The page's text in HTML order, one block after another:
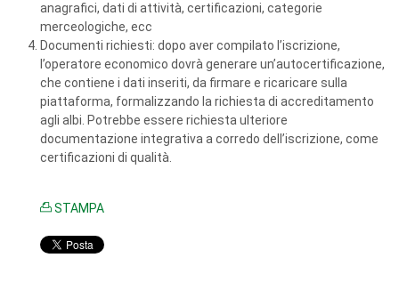
anagrafici, dati di attività, certificazioni, categorie
merceologiche, ecc
Documenti richiesti: dopo aver compilato l’iscrizione,
l’operatore economico dovrà generare un’autocertificazione,
che contiene i dati inseriti, da firmare e ricaricare sulla
piattaforma, formalizzando la richiesta di accreditamento
agli albi. Potrebbe essere richiesta ulteriore
documentazione integrativa a corredo dell’iscrizione, come
certificazioni di qualità.
STAMPA